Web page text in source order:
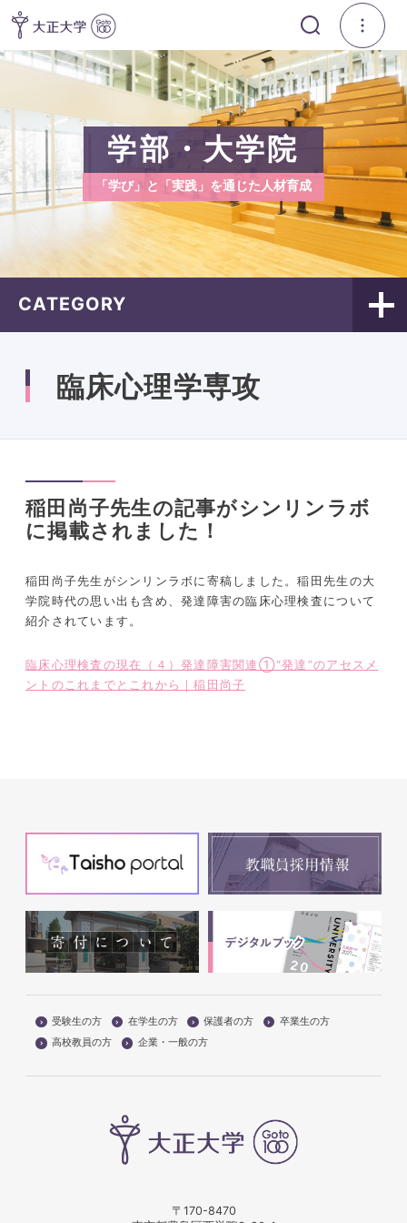
学部・大学院
「学び」と「実践」を通じた人材育成
CATEGORY
臨床心理学専攻
稲田尚子先生の記事がシンリンラボ
に掲載されました！
稲田尚子先生がシンリンラボに寄稿しました。稲田先生の大
学院時代の思い出も含め、発達障害の臨床心理検査について
紹介されています。
臨床心理検査の現在（４）発達障害関連①“発達”のアセスメ
ントのこれまでとこれから｜稲田尚子
受験生の方 在学生の方 保護者の方
卒業生の方
高校教員の方
企業・一般の方
〒170-8470